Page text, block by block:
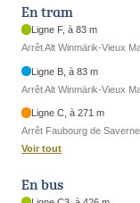
En tram
Ligne F, à 83 m
Arrêt Alt Winmärik-Vieux
Ligne B, à 83 m
Arrêt Alt Winmärik-Vieux
Ligne C, à 271 m
Arrêt Faubourg de
Voir tout
En bus